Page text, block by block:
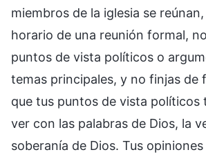
miembros de la iglesia se
horario de una reunión formal,
puntos de vista políticos o
temas principales, y no finjas de
que tus puntos de vista políticos
ver con las palabras de Dios, la
soberanía de Dios. Tus